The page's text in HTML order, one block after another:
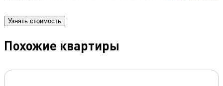
Узнать стоимость
Похожие квартиры